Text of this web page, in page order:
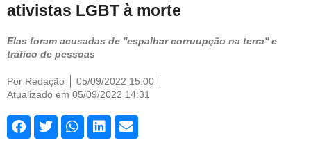
ativistas LGBT à morte
Elas foram acusadas de ''espalhar corruupção na terra'' e
tráfico de pessoas
Por Redação
05/09/2022 15:00
Atualizado em 05/09/2022 14:31